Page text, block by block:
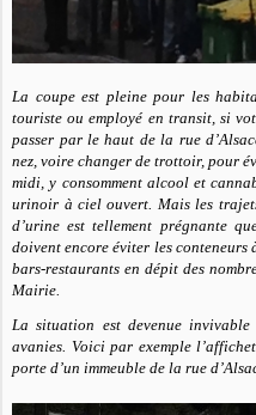
La coupe est pleine pour les
touriste ou employé en transit, si
passer par le haut de la rue
nez, voire changer de trottoir, pour
midi, y consomment alcool et
urinoir à ciel ouvert. Mais les
d’urine est tellement prégnante
doivent encore éviter les
bars-restaurants en dépit des
Mairie.
La situation est devenue
avanies. Voici par exemple
porte d’un immeuble de la rue